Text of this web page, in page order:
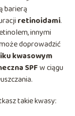
barierą
retinoidami.
innymi
doprowadzić
kwasowym
SPFw ciągu
takie kwasy: